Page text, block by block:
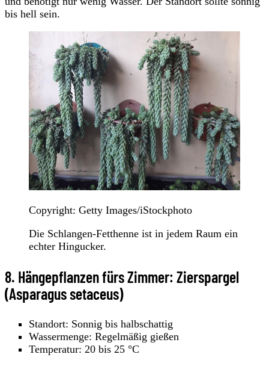
bis hell sein.
Copyright: Getty Images/iStockphoto
Die Schlangen-Fetthenne ist in jedem Raum ein
echter Hingucker.
8. Hängepflanzen fürs Zimmer: Zierspargel
(Asparagus setaceus)
Standort: Sonnig bis halbschattig
Wassermenge: Regelmäßig gießen
Temperatur: 20 bis 25 °C